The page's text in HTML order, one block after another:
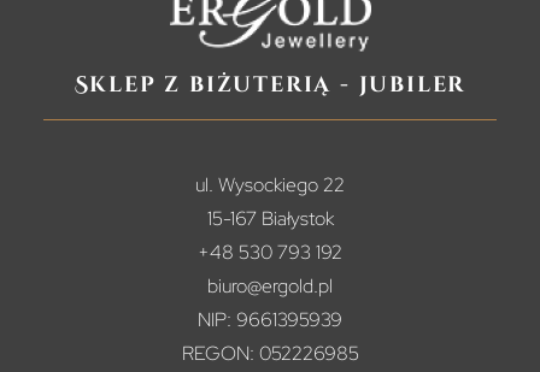
Sklep z biżuterią - jubiler
ul. Wysockiego 22
15-167 Białystok
+48 530 793 192
biuro@ergold.pl
NIP: 9661395939
REGON: 052226985